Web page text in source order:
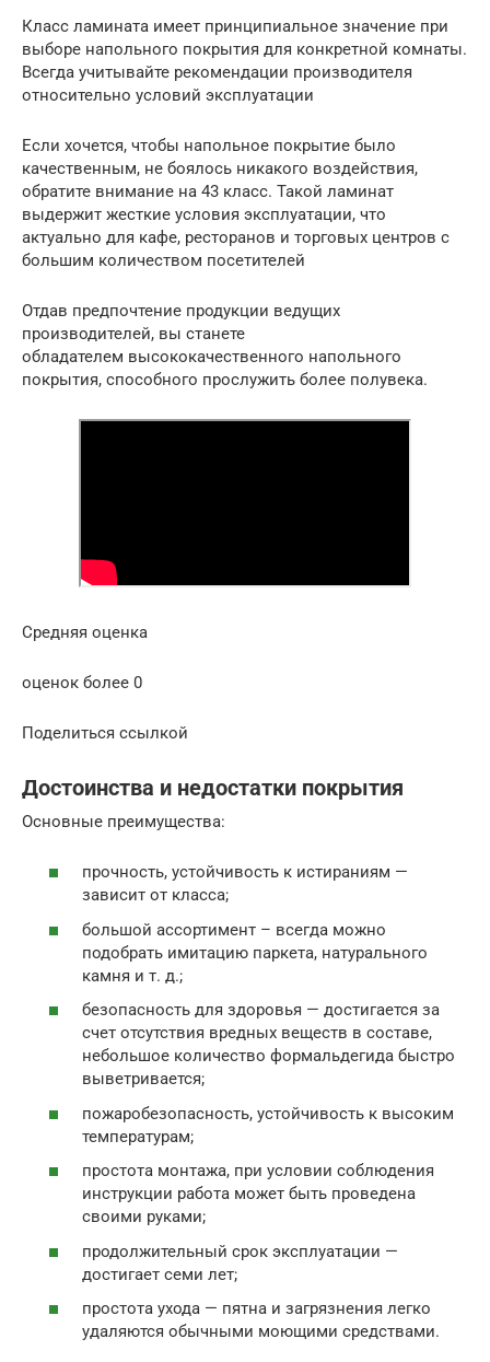
Класс ламината имеет принципиальное значение при
выборе напольного покрытия для конкретной комнаты.
Всегда учитывайте рекомендации производителя
относительно условий эксплуатации
Если хочется, чтобы напольное покрытие было
качественным, не боялось никакого воздействия,
обратите внимание на 43 класс. Такой ламинат
выдержит жесткие условия эксплуатации, что
актуально для кафе, ресторанов и торговых центров с
большим количеством посетителей
Отдав предпочтение продукции ведущих
производителей, вы станете
обладателем высококачественного напольного
покрытия, способного прослужить более полувека.
Средняя оценка
оценок более 0
Поделиться ссылкой
Достоинства и недостатки покрытия
Основные преимущества:
прочность, устойчивость к истираниям —
зависит от класса;
большой ассортимент – всегда можно
подобрать имитацию паркета, натурального
камня и т. д.;
безопасность для здоровья — достигается за
счет отсутствия вредных веществ в составе,
небольшое количество формальдегида быстро
выветривается;
пожаробезопасность, устойчивость к высоким
температурам;
простота монтажа, при условии соблюдения
инструкции работа может быть проведена
своими руками;
продолжительный срок эксплуатации —
достигает семи лет;
простота ухода — пятна и загрязнения легко
удаляются обычными моющими средствами.